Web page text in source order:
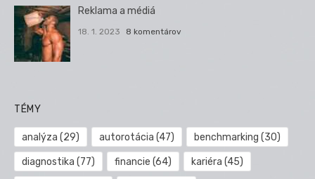
Reklama a médiá
18. 1. 2023 8 komentárov
TÉMY
analýza (29) autorotácia (47) benchmarking (30)
diagnostika (77) financie (64) kariéra (45)